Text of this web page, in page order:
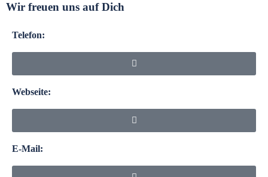
Wir freuen uns auf Dich
Telefon:
Webseite:
E-Mail: